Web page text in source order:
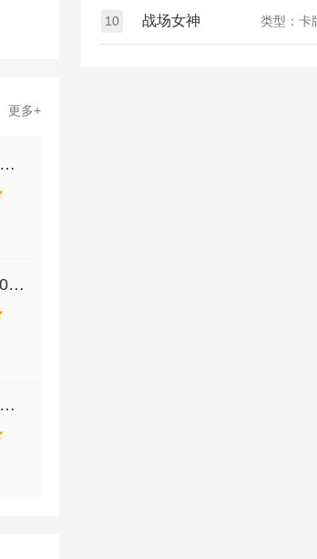
更多+
少年群侠传（美人助战0.1折）
影之痕（0.1折）
元气满满（0.1折）
10 战场女神